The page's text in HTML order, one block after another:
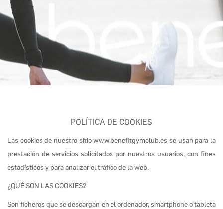
POLÍTICA DE COOKIES
Las cookies de nuestro sitio www.benefitgymclub.es se usan para la
prestación de servicios solicitados por nuestros usuarios, con fines
estadísticos y para analizar el tráfico de la web.
¿QUÉ SON LAS COOKIES?
Son ficheros que se descargan en el ordenador, smartphone o tableta